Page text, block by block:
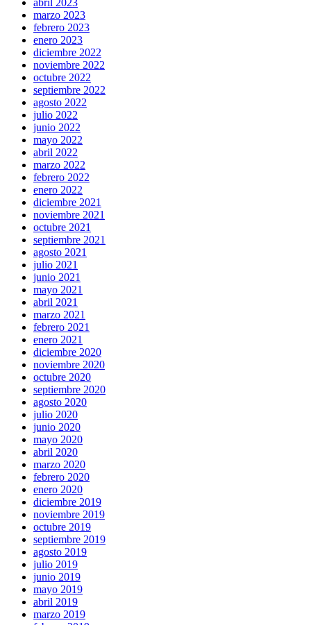
abril 2023
marzo 2023
febrero 2023
enero 2023
diciembre 2022
noviembre 2022
octubre 2022
septiembre 2022
agosto 2022
julio 2022
junio 2022
mayo 2022
abril 2022
marzo 2022
febrero 2022
enero 2022
diciembre 2021
noviembre 2021
octubre 2021
septiembre 2021
agosto 2021
julio 2021
junio 2021
mayo 2021
abril 2021
marzo 2021
febrero 2021
enero 2021
diciembre 2020
noviembre 2020
octubre 2020
septiembre 2020
agosto 2020
julio 2020
junio 2020
mayo 2020
abril 2020
marzo 2020
febrero 2020
enero 2020
diciembre 2019
noviembre 2019
octubre 2019
septiembre 2019
agosto 2019
julio 2019
junio 2019
mayo 2019
abril 2019
marzo 2019